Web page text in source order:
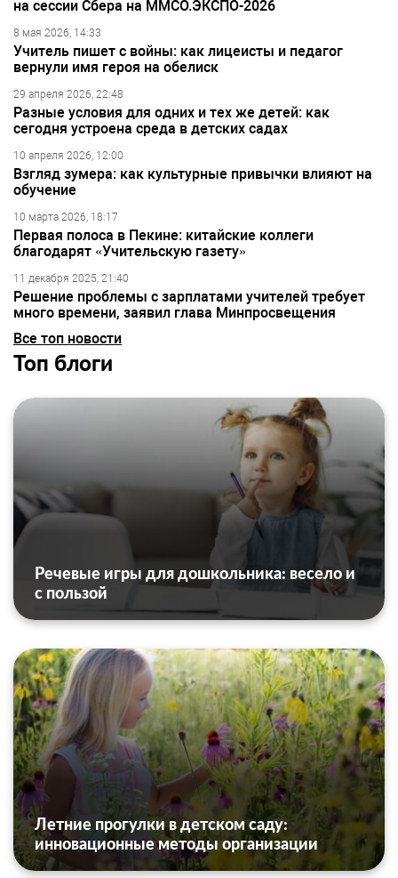
на сессии Сбера на ММСО.ЭКСПО-2026
8 мая 2026, 14:33
Учитель пишет с войны: как лицеисты и педагог
вернули имя героя на обелиск
29 апреля 2026, 22:48
Разные условия для одних и тех же детей: как
сегодня устроена среда в детских садах
10 апреля 2026, 12:00
Взгляд зумера: как культурные привычки влияют на
обучение
10 марта 2026, 18:17
Первая полоса в Пекине: китайские коллеги
благодарят «Учительскую газету»
11 декабря 2025, 21:40
Решение проблемы с зарплатами учителей требует
много времени, заявил глава Минпросвещения
Все топ новости
Топ блоги
Речевые игры для дошкольника: весело и
с пользой
Летние прогулки в детском саду:
инновационные методы организации